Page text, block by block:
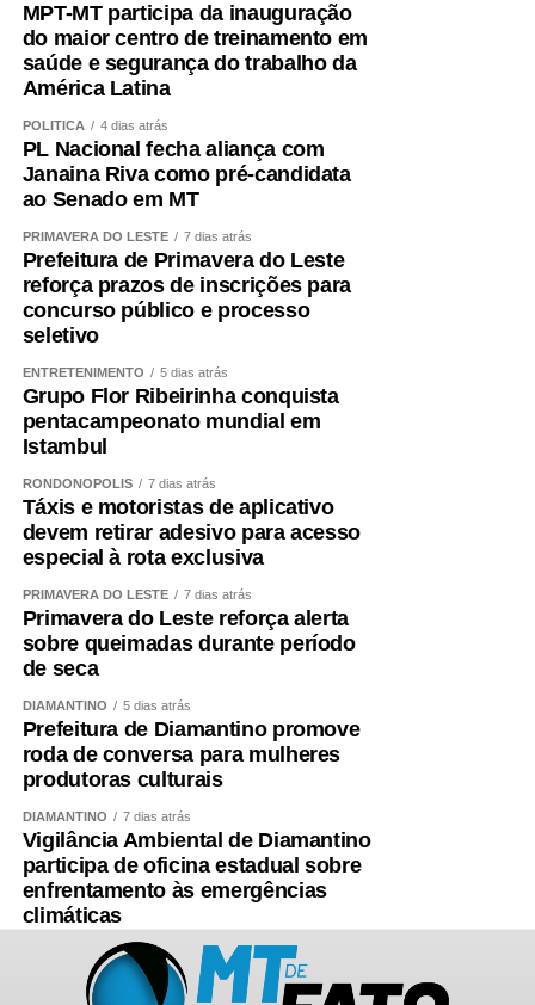
MPT-MT participa da inauguração
do maior centro de treinamento em
saúde e segurança do trabalho da
América Latina
POLÍTICA 4 dias atrás
PL Nacional fecha aliança com
Janaina Riva como pré-candidata
ao Senado em MT
PRIMAVERA DO LESTE 7 dias atrás
Prefeitura de Primavera do Leste
reforça prazos de inscrições para
concurso público e processo
seletivo
ENTRETENIMENTO 5 dias atrás
Grupo Flor Ribeirinha conquista
pentacampeonato mundial em
Istambul
RONDONÓPOLIS 7 dias atrás
Táxis e motoristas de aplicativo
devem retirar adesivo para acesso
especial à rota exclusiva
PRIMAVERA DO LESTE 7 dias atrás
Primavera do Leste reforça alerta
sobre queimadas durante período
de seca
DIAMANTINO 5 dias atrás
Prefeitura de Diamantino promove
roda de conversa para mulheres
produtoras culturais
DIAMANTINO 7 dias atrás
Vigilância Ambiental de Diamantino
participa de oficina estadual sobre
enfrentamento às emergências
climáticas